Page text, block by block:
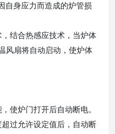
自身应力而造成的炉管损
结合热感应技术，当炉体
风扇将自动启动，使炉体
使炉门打开后自动断电。
过允许设定值后，自动断